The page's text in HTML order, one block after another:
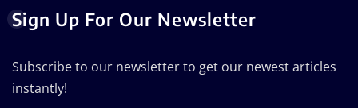
Sign Up For Our Newsletter
Subscribe to our newsletter to get our newest articles
instantly!